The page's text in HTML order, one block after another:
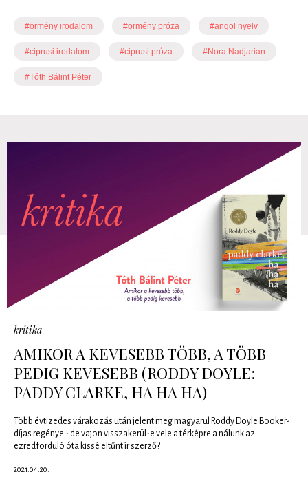
#örmény irodalom #örmény próza #angol nyelv
#ciprusi irodalom #ciprusi próza #Nora Nadjarian
#Tóth Bálint Péter
kritika
AMIKOR A KEVESEBB TÖBB, A TÖBB
PEDIG KEVESEBB (RODDY DOYLE:
PADDY CLARKE, HA HA HA)
Több évtizedes várakozás után jelent meg magyarul Roddy Doyle Booker-
díjas regénye - de vajon visszakerül-e vele a térképre a nálunk az
ezredforduló óta kissé eltűnt ír szerző?
2021.04.20.